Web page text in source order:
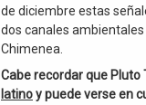
de diciembre estas
dos canales
Chimenea.
Cabe recordar que
latinoy puede verse en